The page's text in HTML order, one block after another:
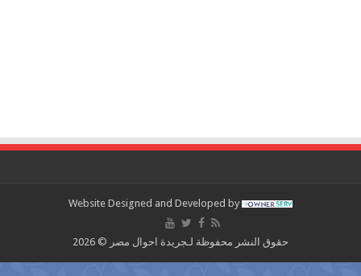
Website Designed and Developed by
حقوق النشر محفوظة لـجريدة احوال مصر © 2026